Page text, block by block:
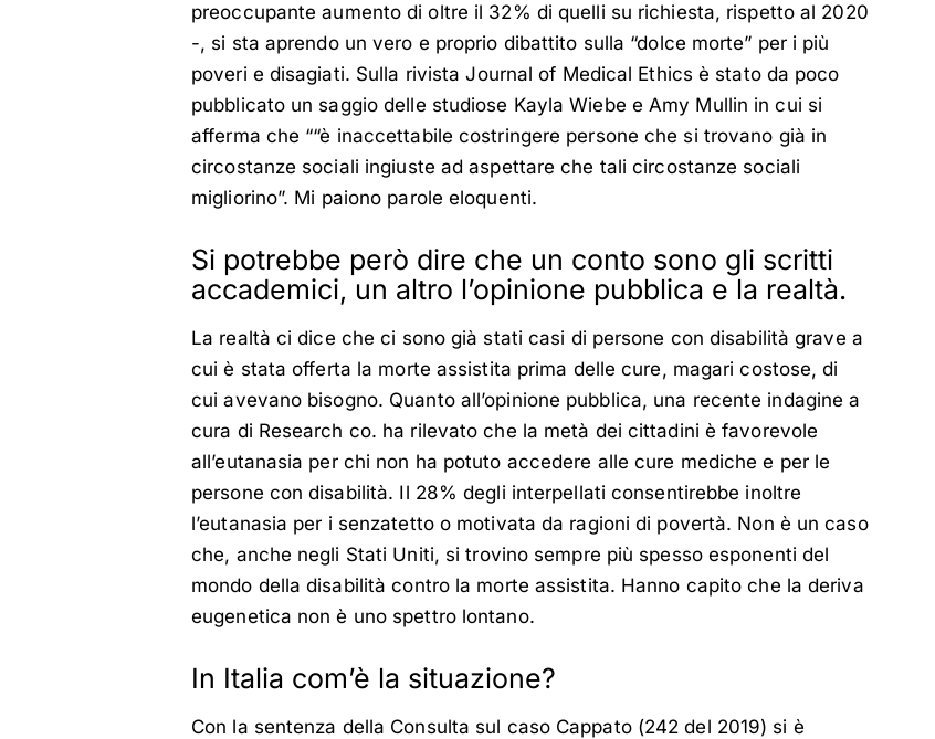
preoccupante aumento di oltre il 32% di quelli su richiesta, rispetto al 2020
-, si sta aprendo un vero e proprio dibattito sulla “dolce morte” per i più
poveri e disagiati. Sulla rivista Journal of Medical Ethics è stato da poco
pubblicato un saggio delle studiose Kayla Wiebe e Amy Mullin in cui si
afferma che ““è inaccettabile costringere persone che si trovano già in
circostanze sociali ingiuste ad aspettare che tali circostanze sociali
migliorino”. Mi paiono parole eloquenti.
Si potrebbe però dire che un conto sono gli scritti
accademici, un altro l’opinione pubblica e la realtà.
La realtà ci dice che ci sono già stati casi di persone con disabilità grave a
cui è stata offerta la morte assistita prima delle cure, magari costose, di
cui avevano bisogno. Quanto all’opinione pubblica, una recente indagine a
cura di Research co. ha rilevato che la metà dei cittadini è favorevole
all’eutanasia per chi non ha potuto accedere alle cure mediche e per le
persone con disabilità. Il 28% degli interpellati consentirebbe inoltre
l’eutanasia per i senzatetto o motivata da ragioni di povertà. Non è un caso
che, anche negli Stati Uniti, si trovino sempre più spesso esponenti del
mondo della disabilità contro la morte assistita. Hanno capito che la deriva
eugenetica non è uno spettro lontano.
In Italia com’è la situazione?
Con la sentenza della Consulta sul caso Cappato (242 del 2019) si è